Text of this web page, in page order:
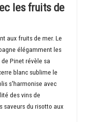
les fruits de
aux fruits de mer. Le
élégamment les
Pinet révèle sa
blanc sublime le
s'harmonise avec
des vins de
saveurs du risotto aux